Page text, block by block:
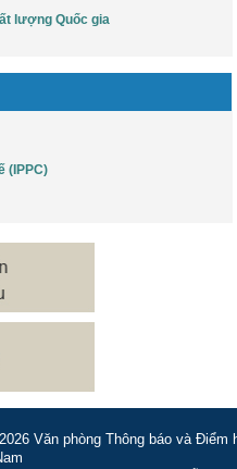
lượng Quốc gia
(IPPC)
Văn phòng Thông báo và